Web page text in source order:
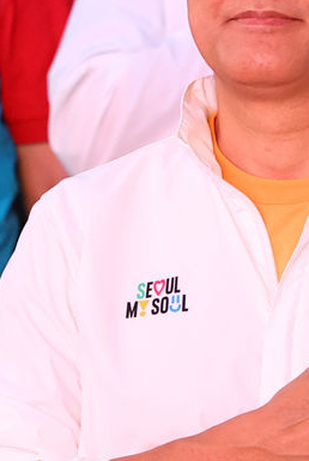
매, 아제르바이잔 투란VC 입단
들여다보니…한국 축구 '5승 2무'
(0.36%) 내린 798.81마감
합…0.60% 내린 6258.77에 마쳐
내린 1416.1원 마감
…서울, 2018년 이후 첫 40도
공간 확보' 신용해 前교정본부장 기소
문…"국민적 공분에 수사 재개"
파문까지…'쑥대밭' 된 축구협회
위원장에 김태유 서울대 공대 교수…이
발언' 진종오·서범수 징계 절차 개시
수입 27.5%↑…무역총액 25.3%↑
항소심도 징역 3년
감사' 유병호 구속기소